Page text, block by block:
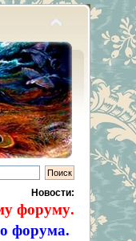
Новости:
форуму.
форума.